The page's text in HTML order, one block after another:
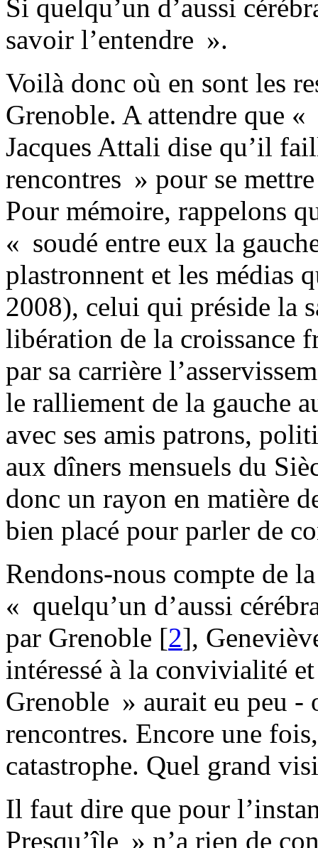
Si quelqu’un d’aussi
savoir l’entendre ».
Voilà donc où en sont les
Grenoble. A attendre que
Jacques Attali dise qu’il
rencontres » pour se
Pour mémoire, rappelons
« soudé entre eux la
plastronnent et les médias
2008), celui qui préside la
libération de la croissance
par sa carrière
le ralliement de la gauche
avec ses amis patrons,
aux dîners mensuels du
donc un rayon en matière
bien placé pour parler de
Rendons-nous compte de
« quelqu’un d’aussi
par Grenoble [2],
intéressé à la convivialité
Grenoble » aurait eu peu -
rencontres. Encore une
catastrophe. Quel grand
Il faut dire que pour
Presqu’île » n’a rien de